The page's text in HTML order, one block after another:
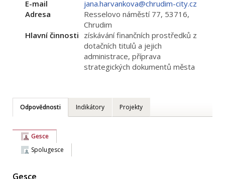
E-mail
jana.harvankova@chrudim-city.cz
Adresa
Resselovo náměstí 77, 53716,
Chrudim
Hlavní činnosti získávání finančních prostředků z
dotačních titulů a jejich
administrace, příprava
strategických dokumentů města
Odpovědnosti Indikátory Projekty
Gesce
Spolugesce
Gesce